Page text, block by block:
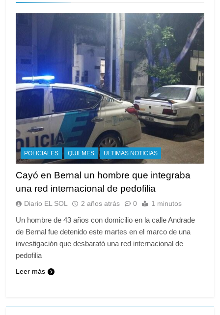
POLICIALES QUILMES ULTIMAS NOTICIAS
Cayó en Bernal un hombre que integraba
una red internacional de pedofilia
Diario EL SOL 2 años atrás 0 1 minutos
Un hombre de 43 años con domicilio en la calle Andrade
de Bernal fue detenido este martes en el marco de una
investigación que desbarató una red internacional de
pedofilia
Leer más